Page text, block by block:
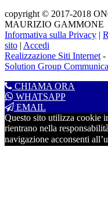
copyright © 2017-2018
MAURIZIO GAMMONE
Informativa sulla Privacy |
sito | Accedi
Realizzazione Siti Internet -
Solution Group
CHIAMA ORA
WHATSAPP
EMAIL
Questo sito utilizza cookie
rientrano nella
navigazione acconsenti